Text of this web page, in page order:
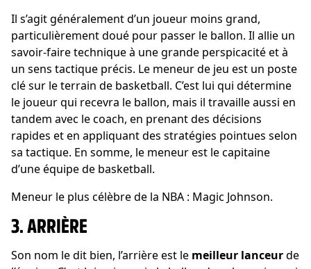
Il s’agit généralement d’un joueur moins grand,
particulièrement doué pour passer le ballon. Il allie un
savoir-faire technique à une grande perspicacité et à
un sens tactique précis. Le meneur de jeu est un poste
clé sur le terrain de basketball. C’est lui qui détermine
le joueur qui recevra le ballon, mais il travaille aussi en
tandem avec le coach, en prenant des décisions
rapides et en appliquant des stratégies pointues selon
sa tactique. En somme, le meneur est le capitaine
d’une équipe de basketball.
Meneur le plus célèbre de la NBA : Magic Johnson.
3. ARRIÈRE
Son nom le dit bien, l’arrière est le meilleur lanceurde